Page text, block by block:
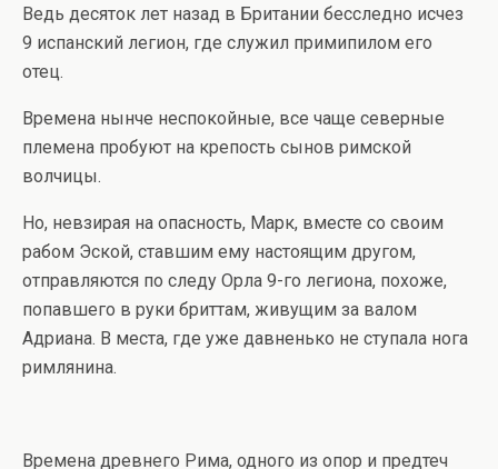
Ведь десяток лет назад в Британии бесследно исчез
9 испанский легион, где служил примипилом его
отец.
Времена нынче неспокойные, все чаще северные
племена пробуют на крепость сынов римской
волчицы.
Но, невзирая на опасность, Марк, вместе со своим
рабом Эской, ставшим ему настоящим другом,
отправляются по следу Орла 9-го легиона, похоже,
попавшего в руки бриттам, живущим за валом
Адриана. В места, где уже давненько не ступала нога
римлянина.
Времена древнего Рима, одного из опор и предтеч